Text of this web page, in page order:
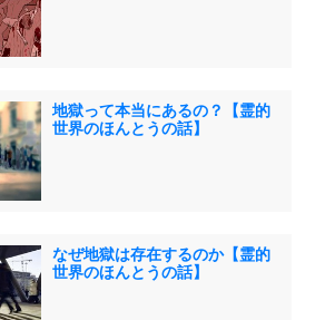
地獄って本当にあるの？【霊的
世界のほんとうの話】
なぜ地獄は存在するのか【霊的
世界のほんとうの話】